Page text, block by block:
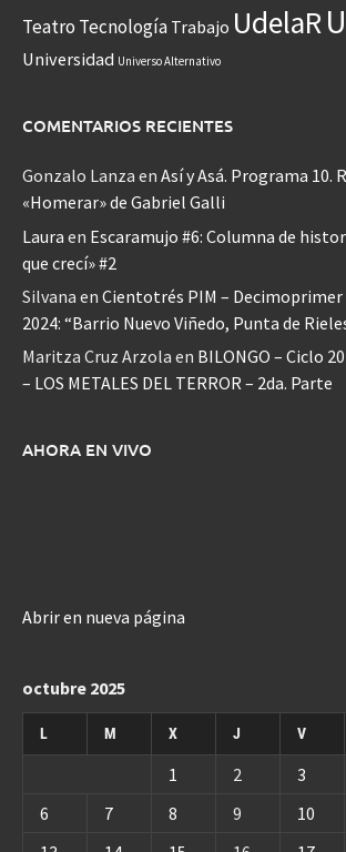
Teatro Tecnología Trabajo UdelaR
Universidad Universo Alternativo
COMENTARIOS RECIENTES
Gonzalo Lanza en Así y Asá. Programa 10.
«Homerar» de Gabriel Galli
Laura en Escaramujo #6: Columna de
que crecí» #2
Silvana en Cientotrés PIM –
2024: “Barrio Nuevo Viñedo, Punta de
Maritza Cruz Arzola en BILONGO – Ciclo
– LOS METALES DEL TERROR – 2da. Parte
AHORA EN VIVO
Abrir en nueva página
octubre 2025
L M X J V
1 2 3
6
7 8 9 10